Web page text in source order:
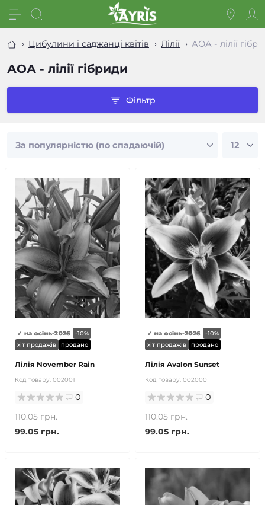
Цибулини і саджанці квітів Лілії АОА - лілії
АОА - лілії гібриди
Фільтр
-10%
✓ на осінь-2026
хіт продажів
продано
Лілія November Rain
Код товару: 002001
0
110.05 грн.
99.05 грн.
-10%
✓ на осінь-2026
хіт продажів
продано
Лілія Avalon Sunset
Код товару: 002000
0
110.05 грн.
99.05 грн.